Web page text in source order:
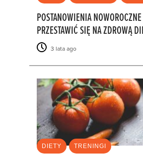
POSTANOWIENIA
PRZESTAWIĆ SIĘ NA ZDROWĄ
3 lata ago
DIETY TRENINGI